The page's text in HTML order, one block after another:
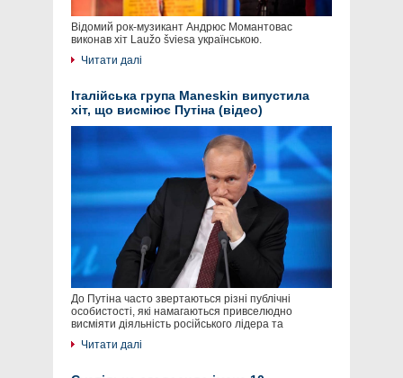
Відомий рок-музикант Андрюс Момантовас
виконав хіт Laužo šviesa українською.
Читати далі
Італійська група Maneskin випустила
хіт, що висміює Путіна (відео)
До Путіна часто звертаються різні публічні
особистості, які намагаються привселюдно
висміяти діяльність російського лідера та
Читати далі